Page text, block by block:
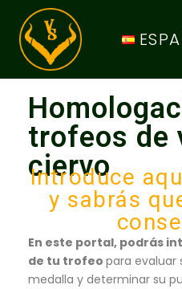
trofeos de
ciervo
Introduce
y sabrás
En este portal, podrás
de tu trofeo para evaluar
medalla y determinar su